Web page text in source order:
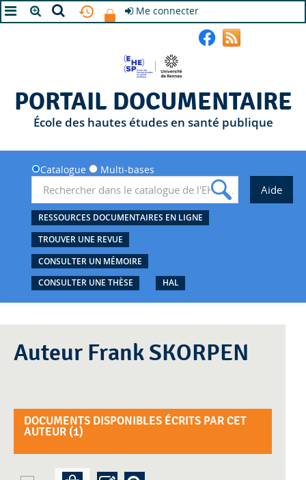
Me connecter
PORTAIL DOCUMENTAIRE
École des hautes études en santé publique
Catalogue Multi-bases
RESSOURCES DOCUMENTAIRES EN LIGNE
TROUVER UNE REVUE
CONSULTER UN MÉMOIRE
CONSULTER UNE THÈSE
HAL
Auteur Frank SKORPEN
DOCUMENTS DISPONIBLES ÉCRITS PAR CET
AUTEUR (1)